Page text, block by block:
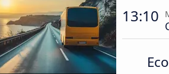
13:10